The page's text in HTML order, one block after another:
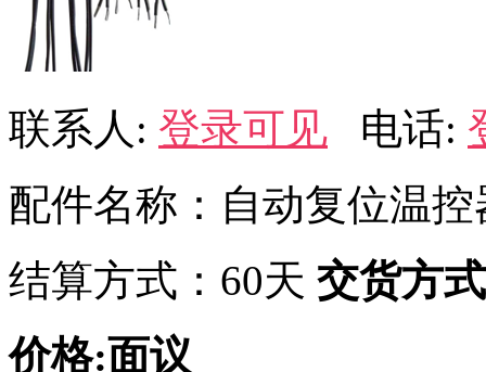
联系人: 登录可见 电话:
配件名称：自动复位温控
结算方式：60天 交货方
价格:面议